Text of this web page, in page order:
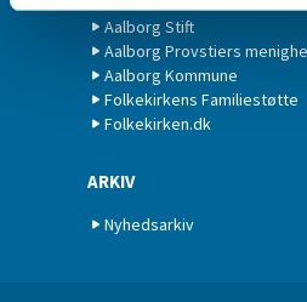
Aalborg Stift
Aalborg Provstiers
Aalborg Kommune
Folkekirkens Familiestøtte
Folkekirken.dk
ARKIV
Nyhedsarkiv